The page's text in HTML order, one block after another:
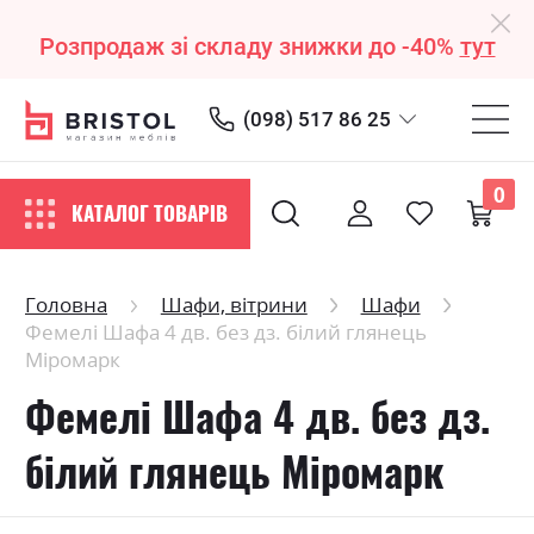
Розпродаж зі складу знижки до -40% тут
(098) 517 86 25
КАТАЛОГ ТОВАРІВ
0
Головна Шафи, вітрини
Шафи
Фемелі Шафа 4 дв. без дз. білий глянець
Міромарк
Фемелі Шафа 4 дв. без дз.
білий глянець Міромарк